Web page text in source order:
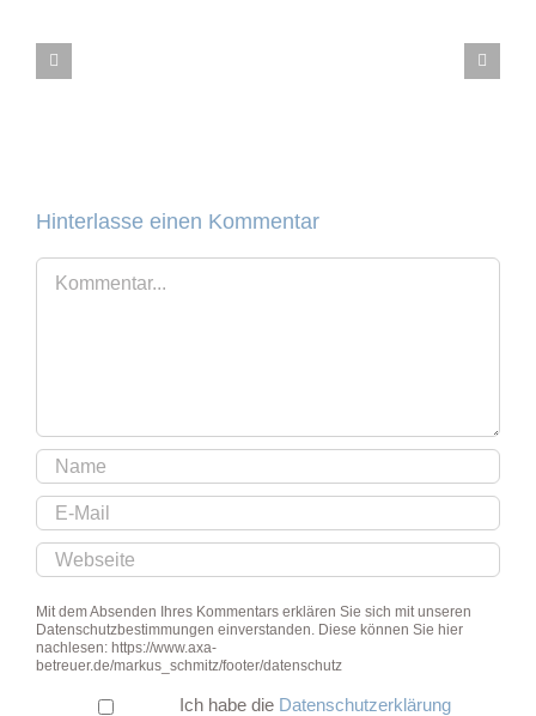
Hinterlasse einen Kommentar
Kommentar
Mit dem Absenden Ihres Kommentars erklären Sie sich mit unseren
Datenschutzbestimmungen einverstanden. Diese können Sie hier
nachlesen: https://www.axa-
betreuer.de/markus_schmitz/footer/datenschutz
Ich habe die Datenschutzerklärung